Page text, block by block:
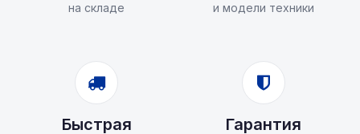
на складе
и модели техники
Быстрая
Гарантия